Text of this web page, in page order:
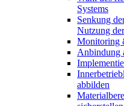
Systems
Senkung
Nutzung
Monitoring
Anbindung
abbilden